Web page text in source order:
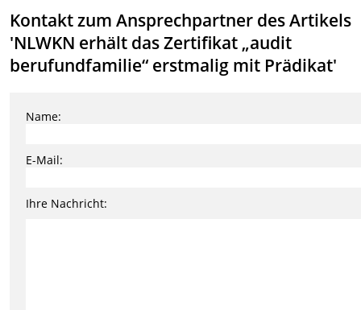
Kontakt zum Ansprechpartner des Artikels
'NLWKN erhält das Zertifikat „audit
berufundfamilie“ erstmalig mit Prädikat'
Name:
E-Mail:
Ihre Nachricht: